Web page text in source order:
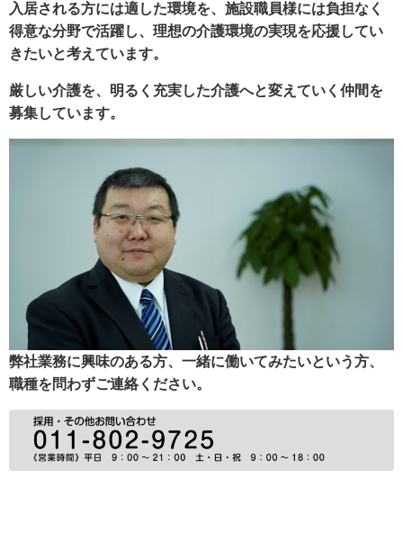
入居される方には適した環境を、施設職員様には負担なく
得意な分野で活躍し、理想の介護環境の実現を応援してい
きたいと考えています。
厳しい介護を、明るく充実した介護へと変えていく仲間を
募集しています。
弊社業務に興味のある方、一緒に働いてみたいという方、
職種を問わずご連絡ください。